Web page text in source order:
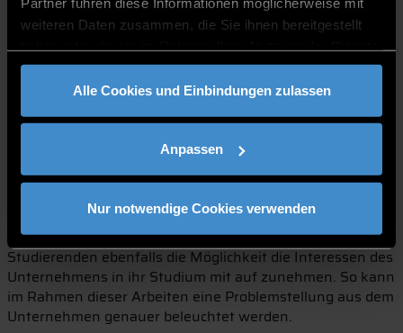
weiteren Daten zusammen, die Sie ihnen bereitgestellt
gesammelt haben.
Alle Cookies und Einbindungen zulassen
Anpassen
Nur notwendige Cookies verwenden
Produktionsablauf stillsteht, weil die Maschinen
Sicherheitslücken aufweisen. Um dies zu verhindern und
aktiv Mitarbeiter in diesem Bereich weiterzuentwickeln,
Security von ihrem Arbeitgeber unterstützt. „Die
Unternehmen übernehmen entweder die anfallenden
Studiengebühren oder schreiben ihren Mitarbeitern die
Zeiten der Vorlesungen als Arbeitszeit gut. Durch solche
Regelungen und durch den sehr praxisbezogenen
Unterricht profitieren beide Seiten von diesem
berufsbegleitenden Studium.“, so Apfelbeck. Im Rahmen
der Projektarbeit und der Masterarbeit besteht für die
Studierenden ebenfalls die Möglichkeit die Interessen des
Unternehmens in ihr Studium mit auf zunehmen. So kann
im Rahmen dieser Arbeiten eine Problemstellung aus dem
Unternehmen genauer beleuchtet werden.